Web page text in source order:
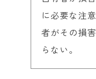
に必要な注
者がその損
らない。